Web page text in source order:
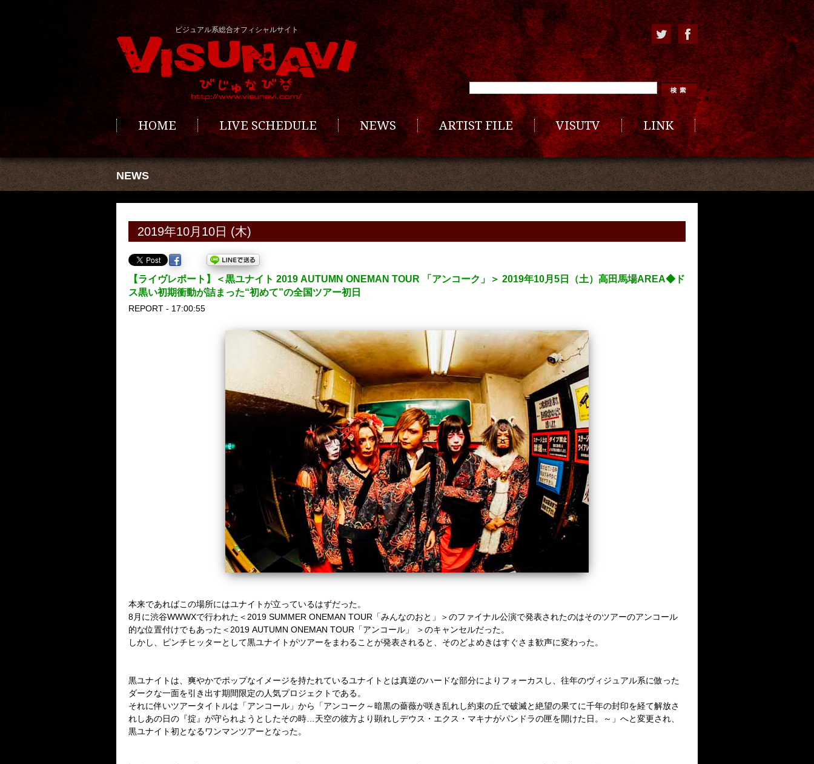
ビジュアル系総合オフィシャルサイト
HOME LIVE SCHEDULE NEWS ARTIST FILE VISUTV LINK
NEWS
2019年10月10日 (木)
【ライヴレポート】＜黒ユナイト 2019 AUTUMN ONEMAN TOUR 「アンコーク」＞ 2019年10月5日（土）高田馬場AREA◆ド
ス黒い初期衝動が詰まった“初めて”の全国ツアー初日
REPORT - 17:00:55
本来であればこの場所にはユナイトが立っているはずだった。
8月に渋谷WWWXで行われた＜ 2019 SUMMER ONEMAN TOUR 「みんなのおと」＞のファイナル公演で発表されたのはそのツアーのアンコール
的な位置付けでもあった＜ 2019 AUTUMN ONEMAN TOUR 「アンコール」 ＞のキャンセルだった。
しかし、ピンチヒッターとして黒ユナイトがツアーをまわることが発表されると、そのどよめきはすぐさま歓声に変わった。
黒ユナイトは、爽やかでポップなイメージを持たれているユナイトとは真逆のハードな部分によりフォーカスし、往年のヴィジュアル系に倣った
ダークな一面を引き出す期間限定の人気プロジェクトである。
それに伴いツアータイトルは「アンコール」から「アンコーク～暗黒の薔薇が咲き乱れし約束の丘で破滅と絶望の果てに千年の封印を経て解放さ
れしあの日の『掟』が守られようとしたその時
天空の彼方より顕れしデウス・エクス・マキナがパンドラの匣を開けた日。～」へと変更され、
黒ユナイト初となるワンマンツアーとなった。